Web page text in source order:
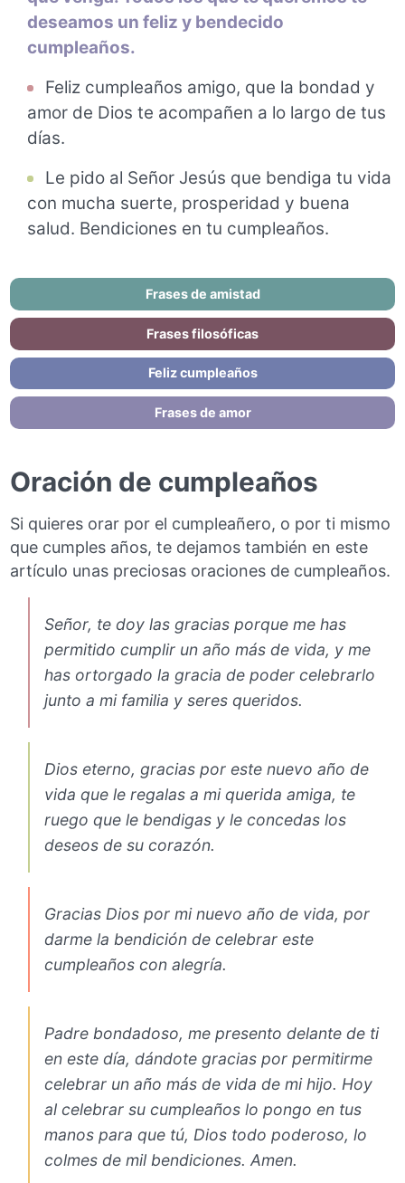
deseamos un feliz y bendecido
cumpleaños.
Feliz cumpleaños amigo, que la bondad y
amor de Dios te acompañen a lo largo de tus
días.
Le pido al Señor Jesús que bendiga tu vida
con mucha suerte, prosperidad y buena
salud. Bendiciones en tu cumpleaños.
Frases de amistad
Frases filosóficas
Feliz cumpleaños
Frases de amor
Oración de cumpleaños
Si quieres orar por el cumpleañero, o por ti mismo
que cumples años, te dejamos también en este
artículo unas preciosas oraciones de cumpleaños.
Señor, te doy las gracias porque me has
permitido cumplir un año más de vida, y me
has ortorgado la gracia de poder celebrarlo
junto a mi familia y seres queridos.
Dios eterno, gracias por este nuevo año de
vida que le regalas a mi querida amiga, te
ruego que le bendigas y le concedas los
deseos de su corazón.
Gracias Dios por mi nuevo año de vida, por
darme la bendición de celebrar este
cumpleaños con alegría.
Padre bondadoso, me presento delante de ti
en este día, dándote gracias por permitirme
celebrar un año más de vida de mi hijo. Hoy
al celebrar su cumpleaños lo pongo en tus
manos para que tú, Dios todo poderoso, lo
colmes de mil bendiciones. Amen.